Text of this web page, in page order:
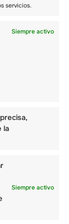
servicios.
Siempre activo
la
Siempre activo
cálidas
últimas
aislante.
es
con el
térmicas
moja, pero
una
son
la hora
eficacia
de la
de los